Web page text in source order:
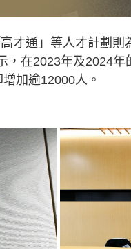
才通」等人才計劃
，在2023年及2024
加逾12000人。